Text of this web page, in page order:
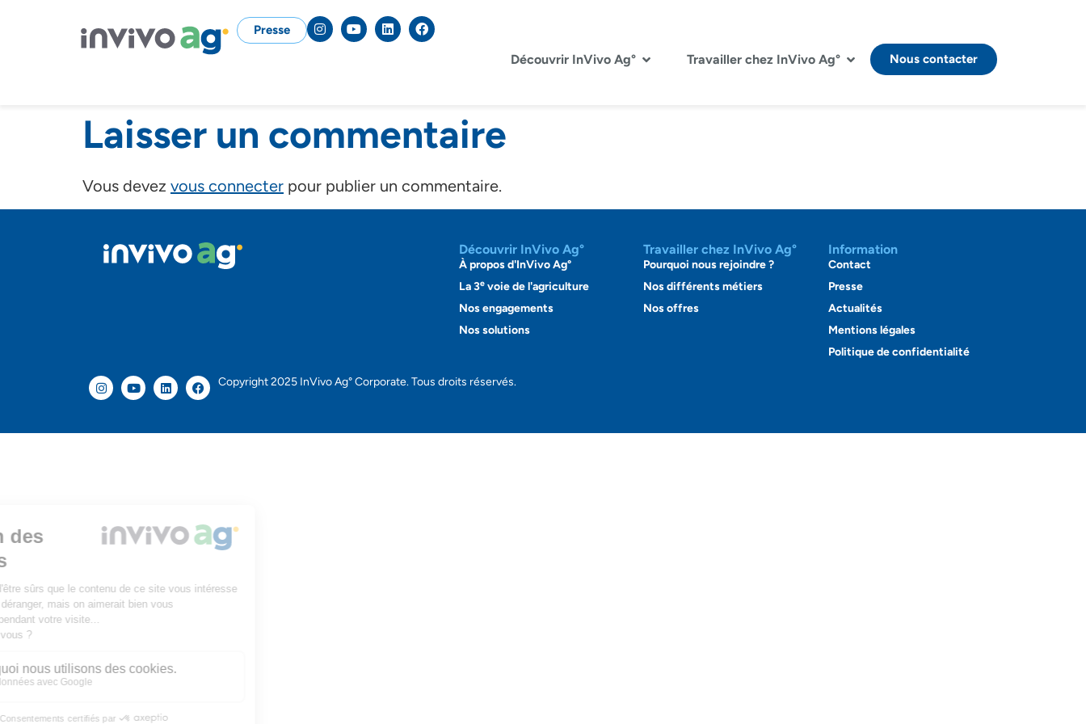
Presse
Découvrir InVivo Ag° Travailler chez InVivo Ag° Nous contacter
Laisser un commentaire
Vous devez vous connecter pour publier un commentaire.
Découvrir InVivo Ag°
À propos d'InVivo Ag°
La 3evoie de l'agriculture
Nos engagements
Nos solutions
Travailler chez InVivo Ag°
Pourquoi nous rejoindre ?
Nos différents métiers
Nos offres
Information
Contact
Presse
Actualités
Mentions légales
Politique de confidentialité
Copyright 2025 InVivo Ag° Corporate. Tous droits réservés.